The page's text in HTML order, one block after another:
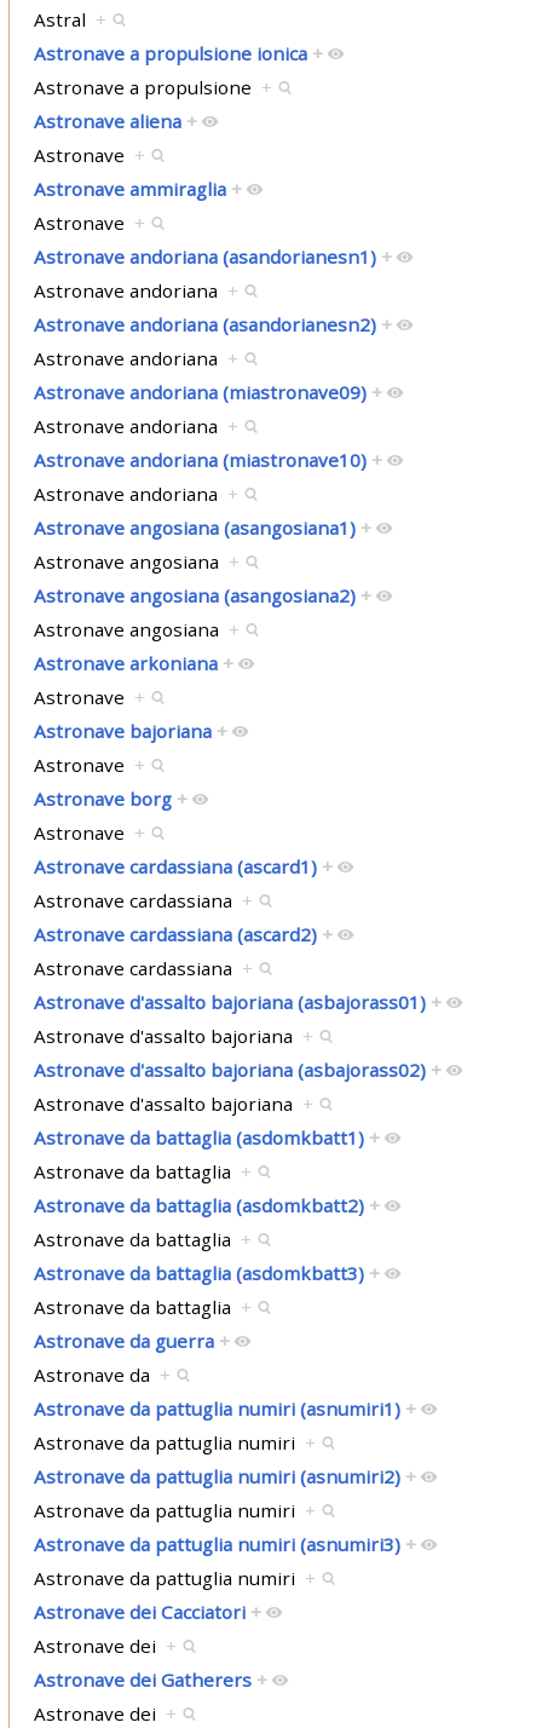
Astral +
Astronave a propulsione ionica +
Astronave a propulsione +
Astronave aliena +
Astronave +
Astronave ammiraglia +
Astronave +
Astronave andoriana (asandorianesn1) +
Astronave andoriana +
Astronave andoriana (asandorianesn2) +
Astronave andoriana +
Astronave andoriana (miastronave09) +
Astronave andoriana +
Astronave andoriana (miastronave10) +
Astronave andoriana +
Astronave angosiana (asangosiana1) +
Astronave angosiana +
Astronave angosiana (asangosiana2) +
Astronave angosiana +
Astronave arkoniana +
Astronave +
Astronave bajoriana +
Astronave +
Astronave borg +
Astronave +
Astronave cardassiana (ascard1) +
Astronave cardassiana +
Astronave cardassiana (ascard2) +
Astronave cardassiana +
Astronave d'assalto bajoriana (asbajorass01) +
Astronave d'assalto bajoriana +
Astronave d'assalto bajoriana (asbajorass02) +
Astronave d'assalto bajoriana +
Astronave da battaglia (asdomkbatt1) +
Astronave da battaglia +
Astronave da battaglia (asdomkbatt2) +
Astronave da battaglia +
Astronave da battaglia (asdomkbatt3) +
Astronave da battaglia +
Astronave da guerra +
Astronave da +
Astronave da pattuglia numiri (asnumiri1) +
Astronave da pattuglia numiri +
Astronave da pattuglia numiri (asnumiri2) +
Astronave da pattuglia numiri +
Astronave da pattuglia numiri (asnumiri3) +
Astronave da pattuglia numiri +
Astronave dei Cacciatori +
Astronave dei +
Astronave dei Gatherers +
Astronave dei +